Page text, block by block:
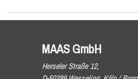
MAAS GmbH
Herseler Straße 12,